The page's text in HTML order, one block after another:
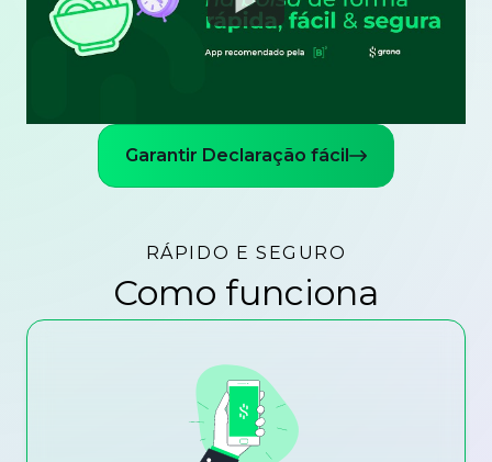
Watch
Garantir Declaração fácil
RÁPIDO E SEGURO
Como funciona